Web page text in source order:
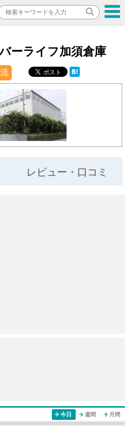
ーライフ加須倉庫
レビュー・口コミ
今日 週間 月間